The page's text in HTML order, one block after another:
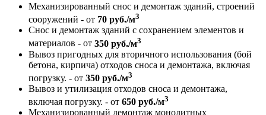
Механизированный снос и демонтаж зданий, строений
сооружений - от 70 руб./м3
Снос и демонтаж зданий с сохранением элементов и
материалов - от 350 руб./м3
Вывоз пригодных для вторичного использования (бой
бетона, кирпича) отходов сноса и демонтажа, включая
погрузку. - от 350 руб./м3
Вывоз и утилизация отходов сноса и демонтажа,
включая погрузку. - от 650 руб./м3
Механизированный демонтаж монолитных